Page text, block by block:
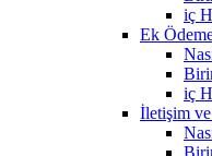
iç
Ek
iç
İletişim ve